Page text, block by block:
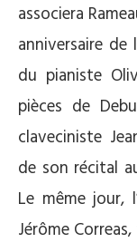
associera
anniversaire de
du pianiste
pièces de
claveciniste
de son récital
Le même jour,
Jérôme